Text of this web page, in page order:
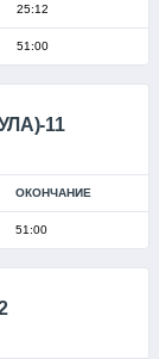
25:12
51:00
11
ОКОНЧАНИЕ
51:00